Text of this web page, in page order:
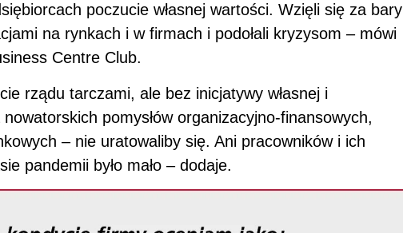
poczucie własnej wartości. Wzięli się za bary
na rynkach i w firmach i podołali kryzysom – mówi
Centre Club.
rządu tarczami, ale bez inicjatywy własnej i
pomysłów organizacyjno-finansowych,
– nie uratowaliby się. Ani pracowników i ich
pandemii było mało – dodaje.